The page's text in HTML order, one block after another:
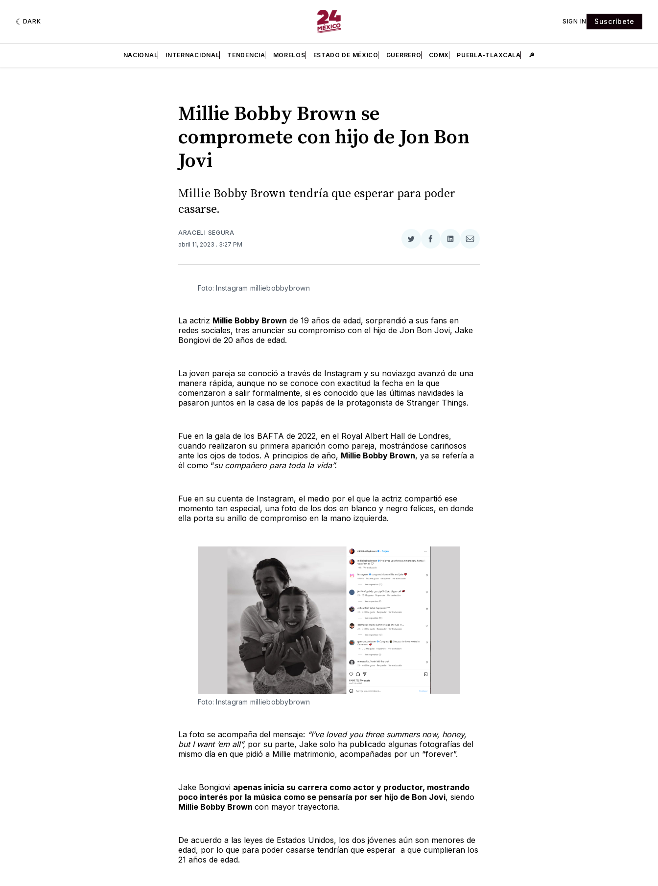
DARK SIGN IN Suscríbete
NACIONAL INTERNACIONAL TENDENCIA MORELOS ESTADO DE MÉXICO GUERRERO CDMX PUEBLA-TLAXCALA 🔎
Millie Bobby Brown se
compromete con hijo de Jon Bon
Jovi
Millie Bobby Brown tendría que esperar para poder
casarse.
ARACELI SEGURA
abril 11, 2023 . 3:27 PM
Compartir
Twitter
Compartir
Facebook
Compartir
LinkedIn
Compartir
Email
Foto: Instagram milliebobbybrown
La actriz Millie Bobby Brown de 19 años de edad, sorprendió a sus fans en
redes sociales, tras anunciar su compromiso con el hijo de Jon Bon Jovi, Jake
Bongiovi de 20 años de edad.
La joven pareja se conoció a través de Instagram y su noviazgo avanzó de una
manera rápida, aunque no se conoce con exactitud la fecha en la que
comenzaron a salir formalmente, si es conocido que las últimas navidades la
pasaron juntos en la casa de los papás de la protagonista de Stranger Things.
Fue en la gala de los BAFTA de 2022, en el Royal Albert Hall de Londres,
cuando realizaron su primera aparición como pareja, mostrándose cariñosos
ante los ojos de todos. A principios de año, Millie Bobby Brown, ya se refería a
él como “su compañero para toda la vida”.
Fue en su cuenta de Instagram, el medio por el que la actriz compartió ese
momento tan especial, una foto de los dos en blanco y negro felices, en donde
ella porta su anillo de compromiso en la mano izquierda.
Foto: Instagram milliebobbybrown
La foto se acompaña del mensaje: “I’ve loved you three summers now, honey,
but I want ‘em all”,por su parte, Jake solo ha publicado algunas fotografías del
mismo día en que pidió a Millie matrimonio, acompañadas por un “forever”.
Jake Bongiovi apenas inicia su carrera como actor y productor, mostrando
poco interés por la música como se pensaría por ser hijo de Bon Jovi, siendo
Millie Bobby Brown con mayor trayectoria.
De acuerdo a las leyes de Estados Unidos, los dos jóvenes aún son menores de
edad, por lo que para poder casarse tendrían que esperar a que cumplieran los
21 años de edad.